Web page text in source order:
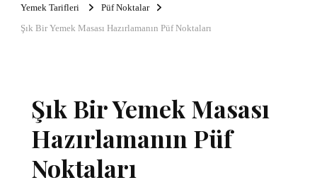
Yemek Tarifleri
Püf Noktalar
Şık Bir Yemek Masası Hazırlamanın Püf Noktaları
Şık Bir Yemek Masası
Hazırlamanın Püf
Noktaları